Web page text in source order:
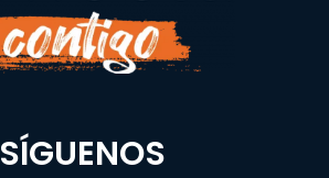
SÍGUENOS